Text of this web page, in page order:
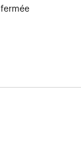
fermée